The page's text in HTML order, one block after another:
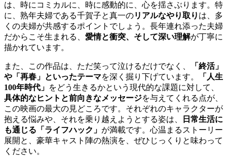
は、時にコミカルに、時に感動的に、心を揺さぶります。特
に、熟年夫婦である千賀子と真一のリアルなやり取り は、多
くの夫婦が共感するポイントでしょう。長年連れ添った夫婦
だからこそ生まれる、 愛情と衝突、そして深い理解が丁寧に
描かれています。
また、この作品は、ただ笑って泣けるだけでなく、
「終活」
や「再春」といったテーマを深く掘り下げています。
「人生
100年時代」 をどう生きるかという現代的な課題に対して、
具体的なヒントと前向きなメッセージを与えてくれる点が、
この映画の最大の見どころです。それぞれのキャラクターが
抱える悩みや、それを乗り越えようとする姿は、
日常生活に
も通じる「ライフハック」 が満載です。心温まるストーリー
展開と、豪華キャスト陣の熱演を、ぜひじっくりと味わって
ください。